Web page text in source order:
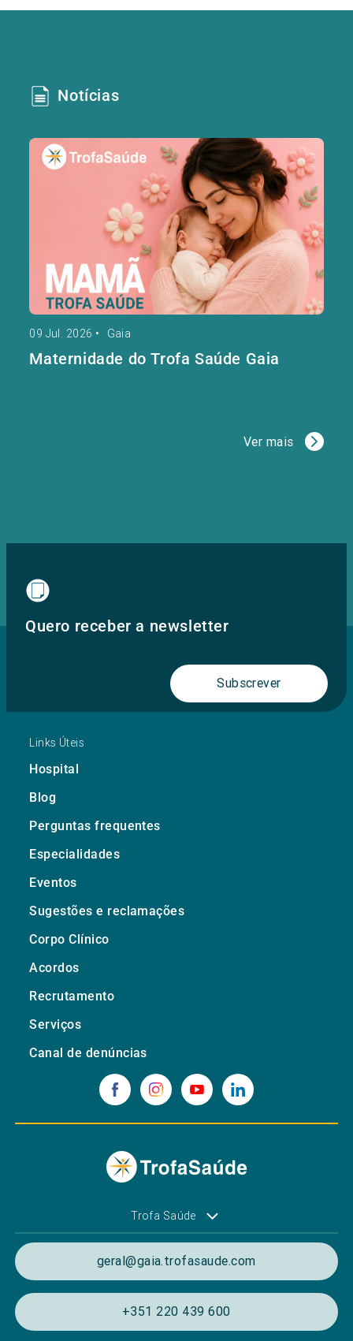
Notícias
09 Jul. 2026 • Gaia
Maternidade do Trofa Saúde Gaia
Ver mais
Quero receber a newsletter
Subscrever
Links Úteis
Hospital
Blog
Perguntas frequentes
Especialidades
Eventos
Sugestões e reclamações
Corpo Clínico
Acordos
Recrutamento
Serviços
Canal de denúncias
Trofa Saúde
geral@gaia.trofasaude.com
+351 220 439 600